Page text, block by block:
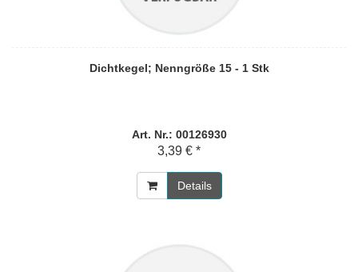
Dichtkegel; Nenngröße 15 - 1 Stk
Art. Nr.: 00126930
3,39 € *
Details